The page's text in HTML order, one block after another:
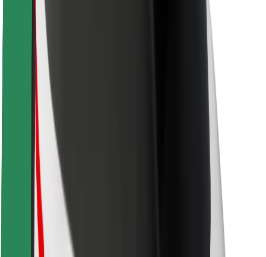
Města
Lokality
Řešení pro města
Letiště
Nabíjecí stanice Bolt
Podpora
Pro cestující
Pro řidiče
Pro kurýry